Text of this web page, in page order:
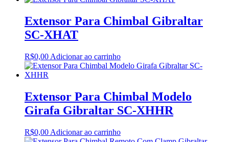
Extensor Para Chimbal Gibraltar
SC-XHAT
R$0,00 Adicionar ao carrinho
Extensor Para Chimbal Modelo
Girafa Gibraltar SC-XHHR
R$0,00 Adicionar ao carrinho